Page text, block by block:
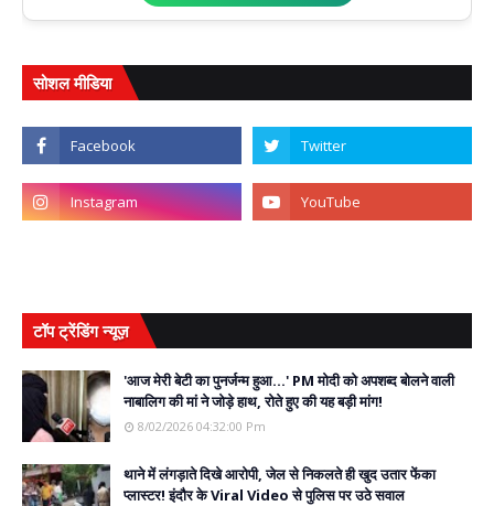
सोशल मीडिया
टॉप ट्रेंडिंग न्यूज़
'आज मेरी बेटी का पुनर्जन्म हुआ...' PM मोदी को अपशब्द बोलने वाली
नाबालिग की मां ने जोड़े हाथ, रोते हुए की यह बड़ी मांग!
8/02/2026 04:32:00 Pm
थाने में लंगड़ाते दिखे आरोपी, जेल से निकलते ही खुद उतार फेंका
प्लास्टर! इंदौर के Viral Video से पुलिस पर उठे सवाल